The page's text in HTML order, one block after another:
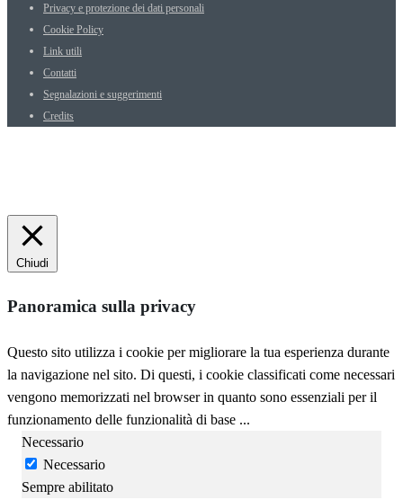
Privacy e protezione dei dati personali
Cookie Policy
Link utili
Contatti
Segnalazioni e suggerimenti
Credits
Chiudi
Panoramica sulla privacy
Questo sito utilizza i cookie per migliorare la tua esperienza durante
la navigazione nel sito. Di questi, i cookie classificati come necessari
vengono memorizzati nel browser in quanto sono essenziali per il
funzionamento delle funzionalità di base ...
Necessario
Necessario
Sempre abilitato